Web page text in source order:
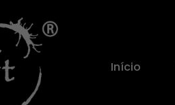
Início